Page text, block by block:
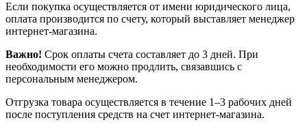
Если покупка осуществляется от имени юридического лица,
оплата производится по счету, который выставляет менеджер
интернет-магазина.
Важно! Срок оплаты счета составляет до 3 дней. При
необходимости его можно продлить, связавшись с
персональным менеджером.
Отгрузка товара осуществляется в течение 1–3 рабочих дней
после поступления средств на счет интернет-магазина.